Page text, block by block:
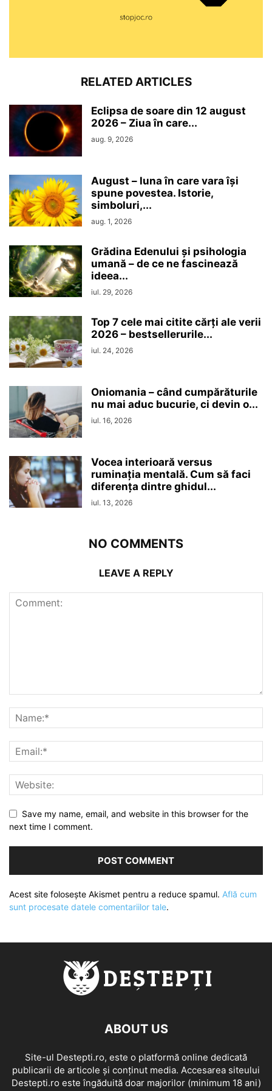
RELATED ARTICLES
Eclipsa de soare din 12 august
2026 – Ziua în care...
aug. 9, 2026
August – luna în care vara își
spune povestea. Istorie,
simboluri,...
aug. 1, 2026
Grădina Edenului și psihologia
umană – de ce ne fascinează
ideea...
iul. 29, 2026
Top 7 cele mai citite cărți ale verii
2026 – bestsellerurile...
iul. 24, 2026
Oniomania – când cumpărăturile
nu mai aduc bucurie, ci devin o...
iul. 16, 2026
Vocea interioară versus
ruminaţia mentală. Cum să faci
diferența dintre ghidul...
iul. 13, 2026
NO COMMENTS
LEAVE A REPLY
Save my name, email, and website in this browser for the
next time I comment.
Acest site folosește Akismet pentru a reduce spamul. Află cum
sunt procesate datele comentariilor tale.
ABOUT US
Site-ul Destepti.ro, este o platformă online dedicată
publicarii de articole și conținut media. Accesarea siteului
Destepti.ro este îngăduită doar majorilor (minimum 18 ani)